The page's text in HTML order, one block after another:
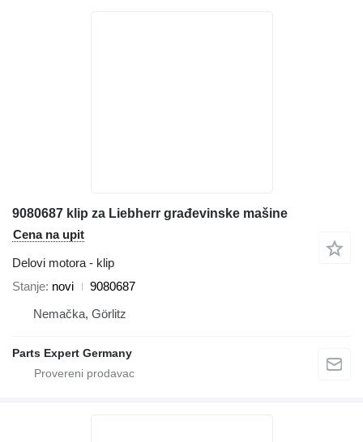
9080687 klip za Liebherr građevinske mašine
Cena na upit
Delovi motora - klip
Stanje novi
9080687
Nemačka, Görlitz
Parts Expert Germany